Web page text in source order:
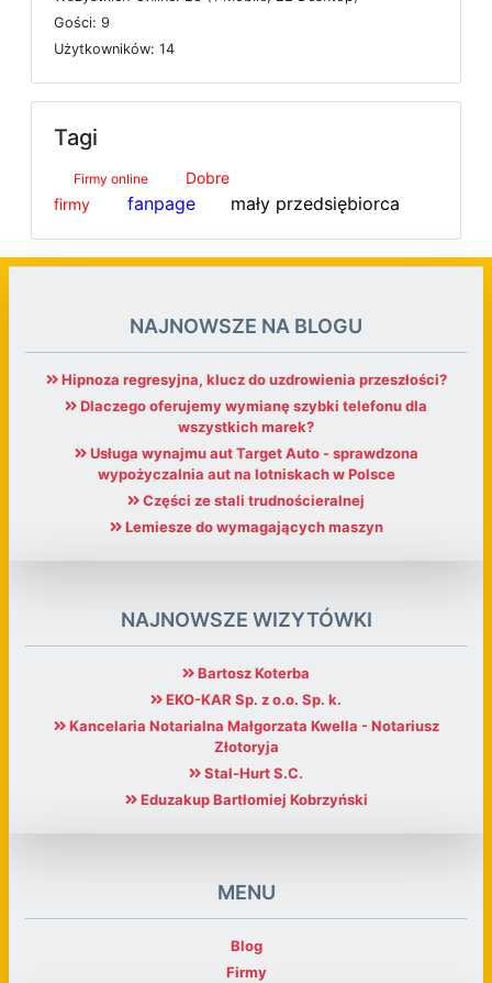
Gości: 9
Użytkowników: 14
Tagi
Firmy online
Dobre
firmy
fanpage mały przedsiębiorca
NAJNOWSZE NA BLOGU
Hipnoza regresyjna, klucz do uzdrowienia przeszłości?
Dlaczego oferujemy wymianę szybki telefonu dla
wszystkich marek?
Usługa wynajmu aut Target Auto - sprawdzona
wypożyczalnia aut na lotniskach w Polsce
Części ze stali trudnościeralnej
Lemiesze do wymagających maszyn
NAJNOWSZE WIZYTÓWKI
Bartosz Koterba
EKO-KAR Sp. z o.o. Sp. k.
Kancelaria Notarialna Małgorzata Kwella - Notariusz
Złotoryja
Stal-Hurt S.C.
Eduzakup Bartłomiej Kobrzyński
MENU
Blog
Firmy